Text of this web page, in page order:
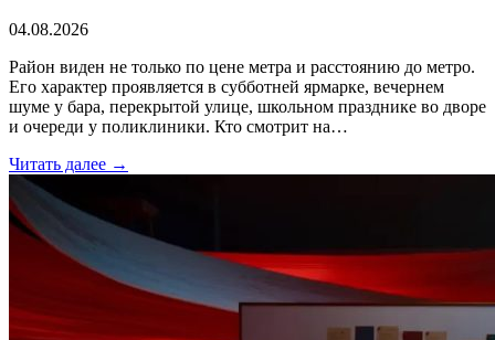
04.08.2026
Район виден не только по цене метра и расстоянию до метро.
Его характер проявляется в субботней ярмарке, вечернем
шуме у бара, перекрытой улице, школьном празднике во дворе
и очереди у поликлиники. Кто смотрит на…
Читать далее →